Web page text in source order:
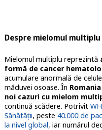
Despre mielomul multiplu
Mielomul multiplu reprezintă
formă de cancer
acumulare anormală de
măduvei osoase. În Romania
noi cazuri cu mielom
continuă scădere. Potrivit
Sănătății, peste 40.000 de
la nivel global, iar numărul